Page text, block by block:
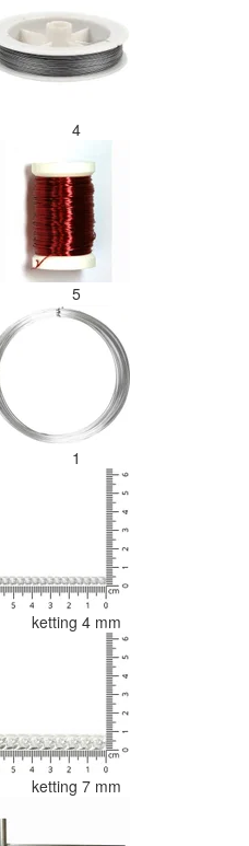
4
5
1
ketting 4 mm
ketting 7 mm